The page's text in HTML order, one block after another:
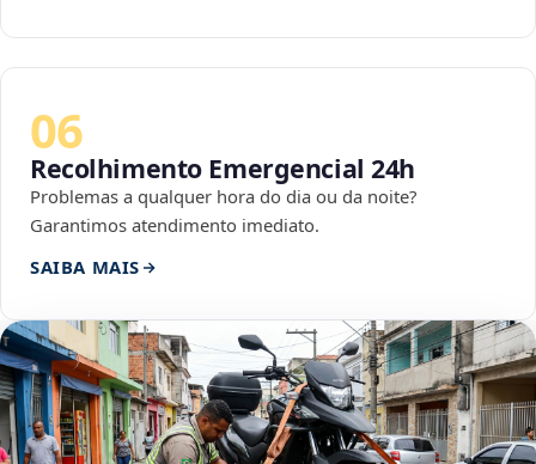
06
Recolhimento Emergencial 24h
Problemas a qualquer hora do dia ou da noite?
Garantimos atendimento imediato.
SAIBA MAIS